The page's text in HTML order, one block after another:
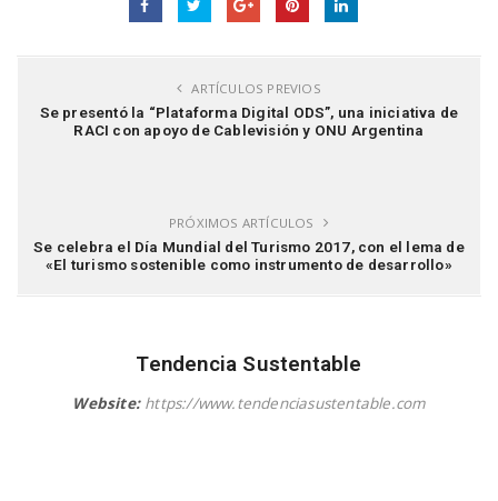
ARTÍCULOS PREVIOS
Se presentó la “Plataforma Digital ODS”, una iniciativa de
RACI con apoyo de Cablevisión y ONU Argentina
PRÓXIMOS ARTÍCULOS
Se celebra el Día Mundial del Turismo 2017, con el lema de
«El turismo sostenible como instrumento de desarrollo»
Tendencia Sustentable
Website: https://www.tendenciasustentable.com